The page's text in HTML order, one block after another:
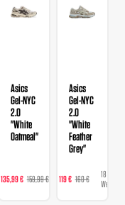
Asics
Gel-NYC
2.0
"White
Oatmeal"
135,99 € 159,99 €
14
Webshops
Asics
Gel-NYC
2.0
"White
Feather
Grey"
119 € 160 €
18
Webshops